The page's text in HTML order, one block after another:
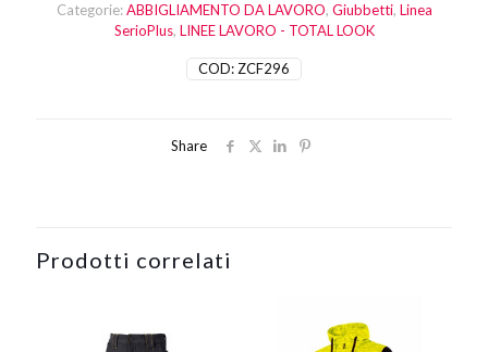
COD: ZCF296
Categorie:ABBIGLIAMENTO DA LAVORO, Giubbetti, Linea
SerioPlus, LINEE LAVORO - TOTAL LOOK
Share
Prodotti correlati